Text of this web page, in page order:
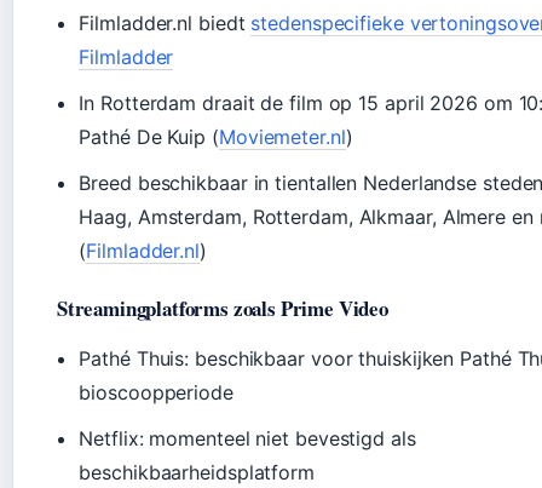
Filmladder.nl biedt stedenspecifieke
Filmladder
In Rotterdam draait de film op 15 april 2026 om
Pathé De Kuip (Moviemeter.nl)
Breed beschikbaar in tientallen Nederlandse
Haag, Amsterdam, Rotterdam, Alkmaar, Almere en
(Filmladder.nl)
Streamingplatforms zoals Prime Video
Pathé Thuis: beschikbaar voor thuiskijken Pathé
bioscoopperiode
Netflix: momenteel niet bevestigd als
beschikbaarheidsplatform